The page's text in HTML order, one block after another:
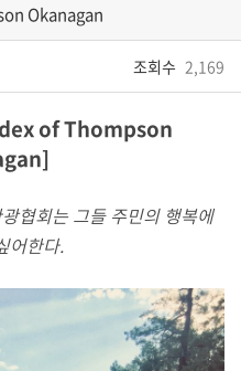
Okanagan
조회수 2,169
of Thompson
협회는 그들 주민의 행복에
어한다.